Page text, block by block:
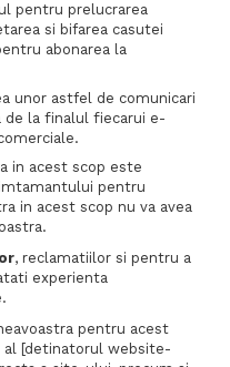
pentru prelucrarea
si bifarea casutei
abonarea la
unor astfel de comunicari
la finalul fiecarui e-
in acest scop este
pentru
in acest scop nu va avea
, reclamatiilor si pentru a
experienta
pentru acest
al [detinatorul website-